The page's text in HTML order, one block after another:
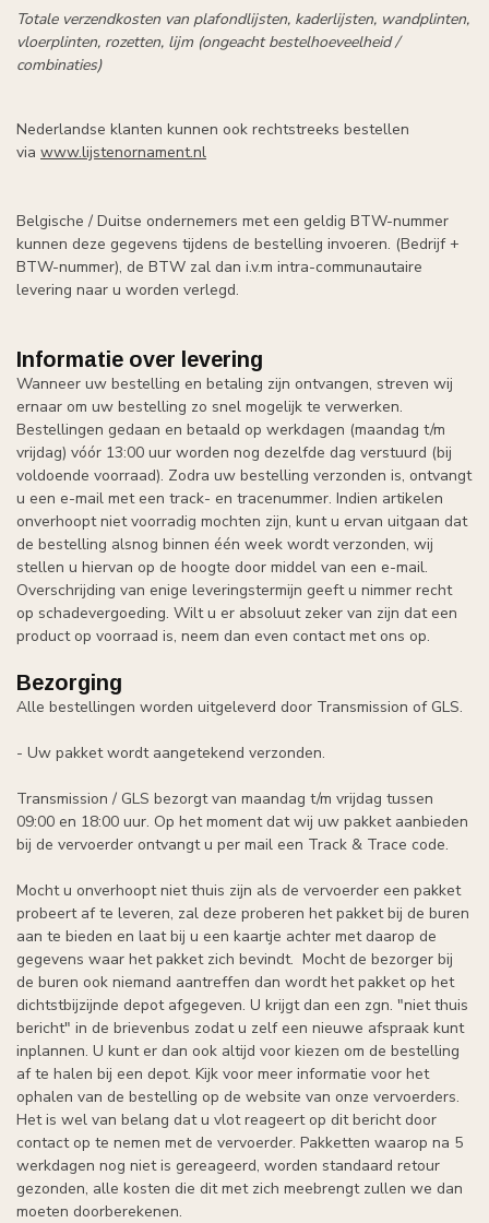
Totale verzendkosten van plafondlijsten, kaderlijsten, wandplinten,
vloerplinten, rozetten, lijm (ongeacht bestelhoeveelheid /
combinaties)
Nederlandse klanten kunnen ook rechtstreeks bestellen
via www.lijstenornament.nl
Belgische / Duitse ondernemers met een geldig BTW-nummer
kunnen deze gegevens tijdens de bestelling invoeren. (Bedrijf +
BTW-nummer), de BTW zal dan i.v.m intra-communautaire
levering naar u worden verlegd.
Informatie over levering
Wanneer uw bestelling en betaling zijn ontvangen, streven wij
ernaar om uw bestelling zo snel mogelijk te verwerken.
Bestellingen gedaan en betaald op werkdagen (maandag t/m
vrijdag) vóór 13:00 uur worden nog dezelfde dag verstuurd (bij
voldoende voorraad). Zodra uw bestelling verzonden is, ontvangt
u een e-mail met een track- en tracenummer. Indien artikelen
onverhoopt niet voorradig mochten zijn, kunt u ervan uitgaan dat
de bestelling alsnog binnen één week wordt verzonden, wij
stellen u hiervan op de hoogte door middel van een e-mail.
Overschrijding van enige leveringstermijn geeft u nimmer recht
op schadevergoeding. Wilt u er absoluut zeker van zijn dat een
product op voorraad is, neem dan even contact met ons op.
Bezorging
Alle bestellingen worden uitgeleverd door Transmission of GLS.
- Uw pakket wordt aangetekend verzonden.
Transmission / GLS bezorgt van maandag t/m vrijdag tussen
09:00 en 18:00 uur. Op het moment dat wij uw pakket aanbieden
bij de vervoerder ontvangt u per mail een Track & Trace code.
Mocht u onverhoopt niet thuis zijn als de vervoerder een pakket
probeert af te leveren, zal deze proberen het pakket bij de buren
aan te bieden en laat bij u een kaartje achter met daarop de
gegevens waar het pakket zich bevindt. Mocht de bezorger bij
de buren ook niemand aantreffen dan wordt het pakket op het
dichtstbijzijnde depot afgegeven. U krijgt dan een zgn. "niet thuis
bericht" in de brievenbus zodat u zelf een nieuwe afspraak kunt
inplannen. U kunt er dan ook altijd voor kiezen om de bestelling
af te halen bij een depot. Kijk voor meer informatie voor het
ophalen van de bestelling op de website van onze vervoerders.
Het is wel van belang dat u vlot reageert op dit bericht door
contact op te nemen met de vervoerder. Pakketten waarop na 5
werkdagen nog niet is gereageerd, worden standaard retour
gezonden, alle kosten die dit met zich meebrengt zullen we dan
moeten doorberekenen.